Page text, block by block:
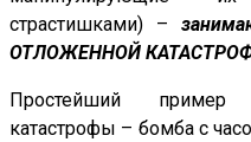
страстишками) –
ОТЛОЖЕННОЙ
Простейший пример
катастрофы – бомба с